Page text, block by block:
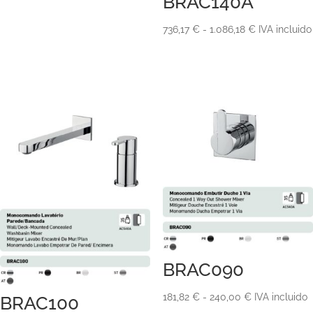
736,17 € - 1.086,18 €Rango
hasta
1.086,18 €
IVA incluido
BRAC100
BRAC090
181,82 € - 240,00 €Rango
IVA incluido